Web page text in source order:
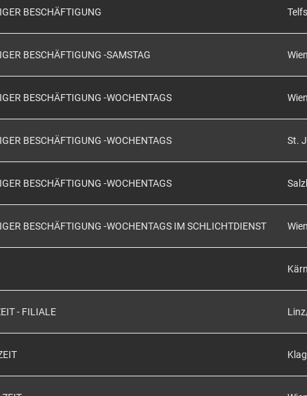
BESCHÄFTIGUNG Telfs
BESCHÄFTIGUNG -SAMSTAG
BESCHÄFTIGUNG -WOCHENTAGS
BESCHÄFTIGUNG -WOCHENTAGS St.
BESCHÄFTIGUNG -WOCHENTAGS
BESCHÄFTIGUNG -WOCHENTAGS IM SCHLICHTDIENST Wien
- FILIALE